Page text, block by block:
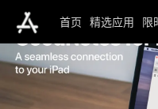
首页 精选应用 限